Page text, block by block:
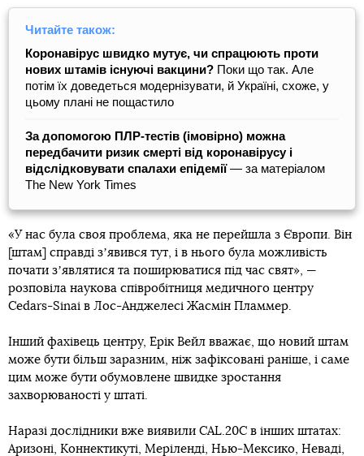
Читайте також:
Коронавірус швидко мутує, чи спрацюють проти
нових штамів існуючі вакцини? Поки що так. Але
потім їх доведеться модернізувати, й Україні, схоже, у
цьому плані не пощастило
За допомогою ПЛР-тестів (імовірно) можна
передбачити ризик смерті від коронавірусу і
відслідковувати спалахи епідемії― за матеріалом
The New York Times
«У нас була своя проблема, яка не перейшла з Європи. Він
[штам] справді зʼявився тут, і в нього була можливість
почати зʼявлятися та поширюватися під час свят», —
розповіла наукова співробітниця медичного центру
Cedars-Sinai в Лос-Анджелесі Жасмін Пламмер.
Інший фахівець центру, Ерік Вейл вважає, що новий штам
може бути більш заразним, ніж зафіксовані раніше, і саме
цим може бути обумовлене швидке зростання
захворюваності у штаті.
Наразі дослідники вже виявили CAL.20C в інших штатах:
Аризоні, Коннектикуті, Меріленді, Нью-Мексико, Неваді,